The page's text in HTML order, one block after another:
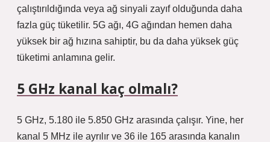
çalıştırıldığında veya ağ sinyali zayıf olduğunda daha
fazla güç tüketilir. 5G ağı, 4G ağından hemen daha
yüksek bir ağ hızına sahiptir, bu da daha yüksek güç
tüketimi anlamına gelir.
5 GHz kanal kaç olmalı?
5 GHz, 5.180 ile 5.850 GHz arasında çalışır. Yine, her
kanal 5 MHz ile ayrılır ve 36 ile 165 arasında kanalın